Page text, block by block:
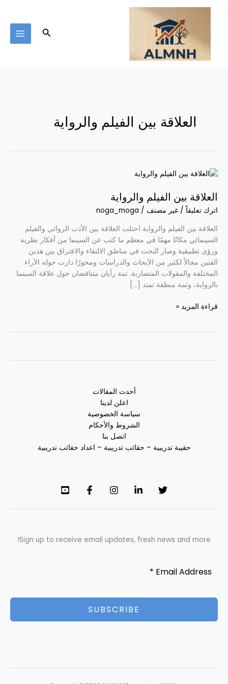
تخطي
البحث
العلاقة بين الفيلم والرواية
العلاقة بين الفيلم والرواية
اترك تعليقاً / غير مصنف /
noga_moga
العلاقة بين الفيلم والرواية احتلت العلاقة بين الأدب الروائي والفيلم
السينمائي مكانًا مهمًا في معظم ما كتب عن السينما من أفكار نظرية
ورؤى تطبيقية وصار البحث في مناطق الالتقاء والافتراق بين هذين
الفنين مجالاً لكثير من الأبحاث والدراسات ومحورًا دارت حوله الآراء
المختلفة والمقولات المتضاربة. ثمة رأيان متناقضان حول علاقة السينما
بالرواية، وثمة منطقة تمتد […]
العلاقة
الفيلم
والرواية
قراءة المزيد »
أحدث المقالات
اعلن لدينا
سياسة الخصوصية
الشروط والأحكام
اتصل بنا
حقيبة تدريبية – حقائب تدريبية – اعداد حقائب تدريبية
Sign up to receive email updates, fresh news and more!
SUBSCRIBE